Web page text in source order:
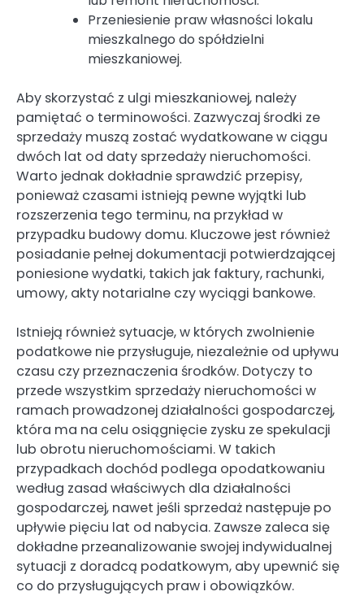
Przeniesienie praw własności lokalu
mieszkalnego do spółdzielni
mieszkaniowej.
Aby skorzystać z ulgi mieszkaniowej, należy
pamiętać o terminowości. Zazwyczaj środki ze
sprzedaży muszą zostać wydatkowane w ciągu
dwóch lat od daty sprzedaży nieruchomości.
Warto jednak dokładnie sprawdzić przepisy,
ponieważ czasami istnieją pewne wyjątki lub
rozszerzenia tego terminu, na przykład w
przypadku budowy domu. Kluczowe jest również
posiadanie pełnej dokumentacji potwierdzającej
poniesione wydatki, takich jak faktury, rachunki,
umowy, akty notarialne czy wyciągi bankowe.
Istnieją również sytuacje, w których zwolnienie
podatkowe nie przysługuje, niezależnie od upływu
czasu czy przeznaczenia środków. Dotyczy to
przede wszystkim sprzedaży nieruchomości w
ramach prowadzonej działalności gospodarczej,
która ma na celu osiągnięcie zysku ze spekulacji
lub obrotu nieruchomościami. W takich
przypadkach dochód podlega opodatkowaniu
według zasad właściwych dla działalności
gospodarczej, nawet jeśli sprzedaż następuje po
upływie pięciu lat od nabycia. Zawsze zaleca się
dokładne przeanalizowanie swojej indywidualnej
sytuacji z doradcą podatkowym, aby upewnić się
co do przysługujących praw i obowiązków.